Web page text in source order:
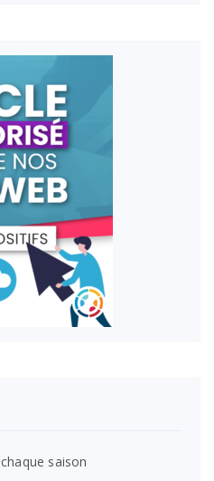
saison